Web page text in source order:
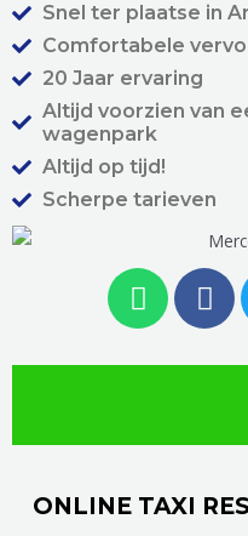
Snel ter plaatse in
Comfortabele
20 Jaar ervaring
Altijd voorzien van
wagenpark
Altijd op tijd!
Scherpe tarieven
ONLINE TAXI